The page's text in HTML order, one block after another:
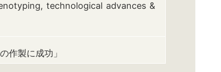
technological advances &
作製に成功」